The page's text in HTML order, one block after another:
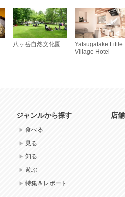
八ヶ岳自然文化園
Yatsugatake Little
Village Hotel
ジャンルから探す
食べる
見る
知る
遊ぶ
特集＆レポート
店